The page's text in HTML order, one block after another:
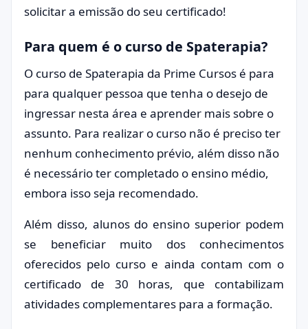
solicitar a emissão do seu certificado!
Para quem é o curso de Spaterapia?
O curso de Spaterapia da Prime Cursos é para
para qualquer pessoa que tenha o desejo de
ingressar nesta área e aprender mais sobre o
assunto. Para realizar o curso não é preciso ter
nenhum conhecimento prévio, além disso não
é necessário ter completado o ensino médio,
embora isso seja recomendado.
Além disso, alunos do ensino superior podem
se beneficiar muito dos conhecimentos
oferecidos pelo curso e ainda contam com o
certificado de 30 horas, que contabilizam
atividades complementares para a formação.